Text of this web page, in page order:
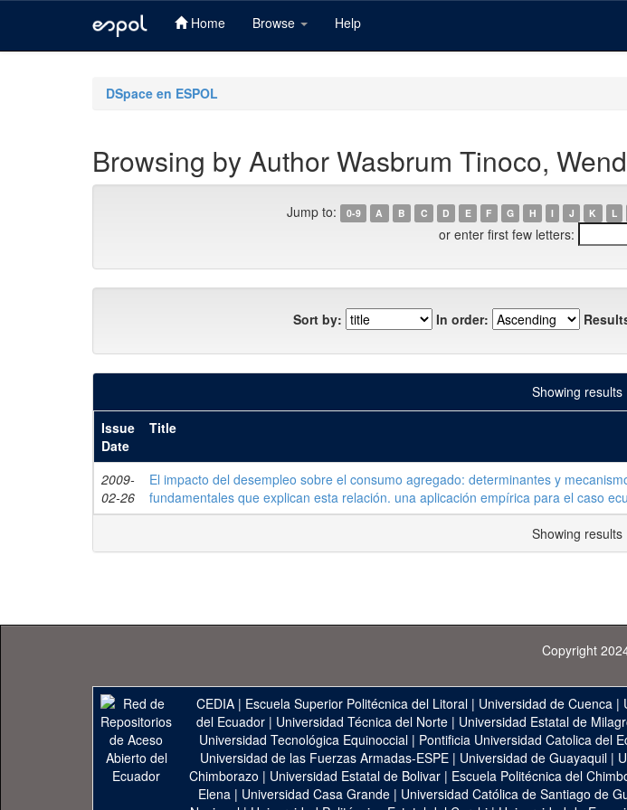
Home Browse Help
DSpace en ESPOL
Browsing by Author Wasbrum Tinoco,
Jump to: 0-9 A B C D E F G H I J K L
or enter first few letters:
Sort by: In order:
Showing results
Issue
Date
Title
2009-
02-26
El impacto del desempleo sobre el consumo agregado: determinantes y
fundamentales que explican esta relación. una aplicación empírica para el caso
Showing results
Copyright
CEDIA | Escuela Superior Politécnica del Litoral | Universidad de Cuenca |
del Ecuador| Universidad Técnica del Norte| Universidad Estatal de
Universidad Tecnológica Equinoccial| Pontificia Universidad Catolica del
Universidad de las Fuerzas Armadas-ESPE | Universidad de Guayaquil |
Chimborazo | Universidad Estatal de Bolivar| Escuela Politécnica del
Elena | Universidad Casa Grande | Universidad Católica de Santiago de